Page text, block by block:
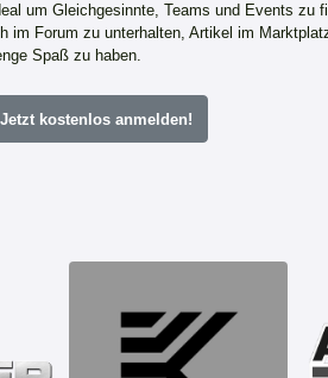
um Gleichgesinnte, Teams und Events zu
im Forum zu unterhalten, Artikel im
Spaß zu haben.
kostenlos anmelden!